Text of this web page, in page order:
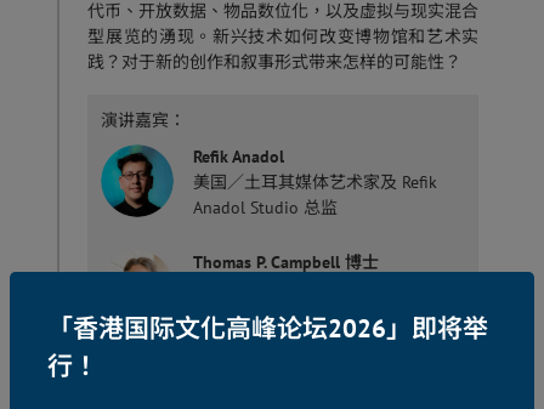
代币、开放数据、物品数位化，以及虚拟与现实混合
型展览的湧现。新兴技术如何改变博物馆和艺术实
践？对于新的创作和叙事形式带来怎样的可能性？
演讲嘉宾：
Refik Anadol
美国／土耳其媒体艺术家及 Refik
Anadol Studio 总监
Thomas P. Campbell 博士
裁
「香港国际文化高峰论坛2026」即将举
行！